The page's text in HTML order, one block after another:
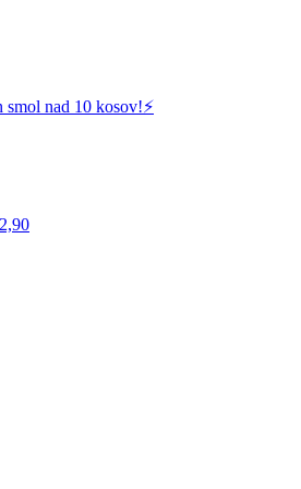
nad 10 kosov!⚡️